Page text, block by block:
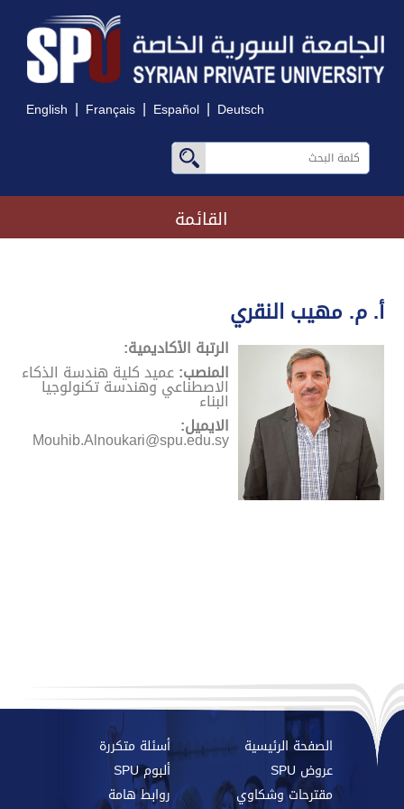
English | Français | Español | Deutsch
القائمة
أ. م. مهيب النقري
الرتبة الأكاديمية:
المنصب:عميد كلية هندسة الذكاء
الاصطناعي وهندسة تكنولوجيا
البناء
الايميل:
Mouhib.Alnoukari@spu.edu.sy
الصفحة الرئيسية
أسئلة متكررة
عروض SPU
ألبوم SPU
مقترحات وشكاوي
روابط هامة